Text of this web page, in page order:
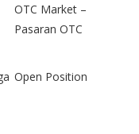
OTC Market –
Pasaran OTC
Open Position